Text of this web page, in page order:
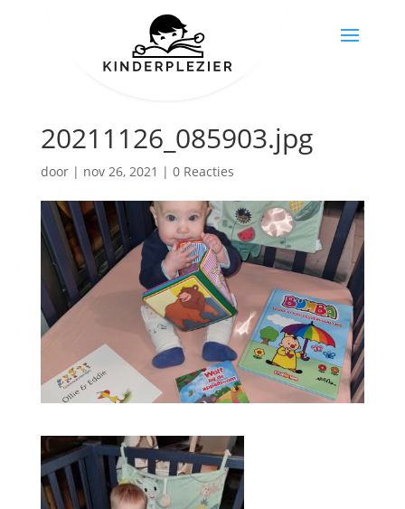
20211126_085903.jpg
door | nov 26, 2021 | 0 Reacties